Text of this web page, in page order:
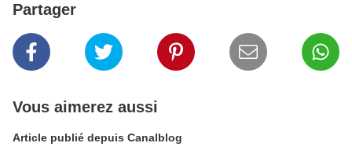
Partager
Vous aimerez aussi
Article publié depuis Canalblog